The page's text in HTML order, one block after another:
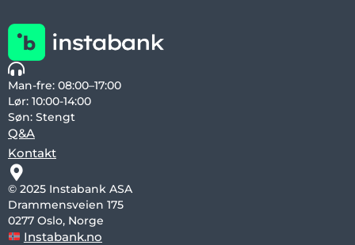
Man-fre: 08:00–17:00
Lør: 10:00-14:00
Søn: Stengt
Q&A
Kontakt
© 2025 Instabank ASA
Drammensveien 175
0277 Oslo, Norge
Instabank.no